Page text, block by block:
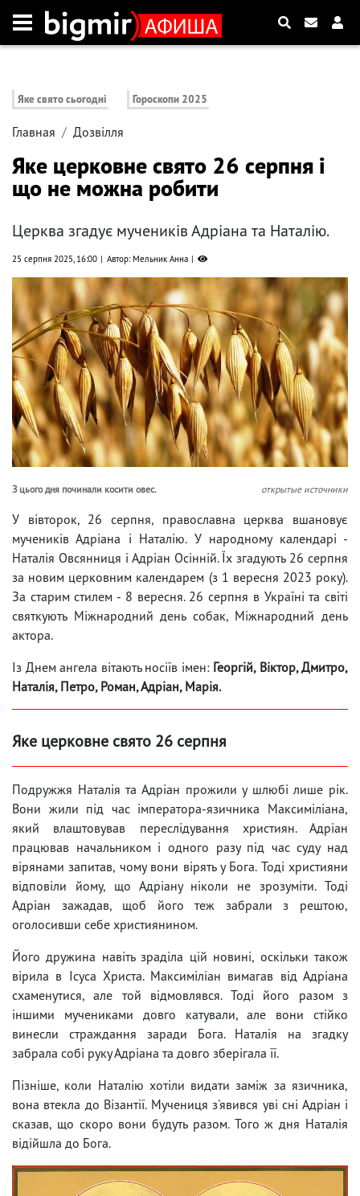
Яке свято сьогодні Гороскопи 2025
Главная Дозвілля
Яке церковне свято 26 серпня і
що не можна робити
Церква згадує мучеників Адріана та Наталію.
25 серпня 2025, 16:00 Автор: Мельник Анна
З цього дня починали косити овес. открытые источники
У вівторок, 26 серпня, православна церква вшановує
мучеників Адріана і Наталію. У народному календарі -
Наталія Овсянниця і Адріан Осінній. Їх згадують 26 серпня
за новим церковним календарем (з 1 вересня 2023 року).
За старим стилем - 8 вересня. 26 серпня в Україні та світі
святкують Міжнародний день собак, Міжнародний день
актора.
Із Днем ангела вітають носіїв імен: Георгій, Віктор, Дмитро,
Наталія, Петро, Роман, Адріан, Марія.
Яке церковне свято 26 серпня
Подружжя Наталія та Адріан прожили у шлюбі лише рік.
Вони жили під час імператора-язичника Максиміліана,
який влаштовував переслідування християн. Адріан
працював начальником і одного разу під час суду над
вірянами запитав, чому вони вірять у Бога. Тоді християни
відповіли йому, що Адріану ніколи не зрозуміти. Тоді
Адріан зажадав, щоб його теж забрали з рештою,
оголосивши себе християнином.
Його дружина навіть зраділа цій новині, оскільки також
вірила в Ісуса Христа. Максиміліан вимагав від Адріана
схаменутися, але той відмовлявся. Тоді його разом з
іншими мучениками довго катували, але вони стійко
винесли страждання заради Бога. Наталія на згадку
забрала собі руку Адріана та довго зберігала її.
Пізніше, коли Наталію хотіли видати заміж за язичника,
вона втекла до Візантії. Мучениця з'явився уві сні Адріан і
сказав, що скоро вони будуть разом. Того ж дня Наталія
відійшла до Бога.